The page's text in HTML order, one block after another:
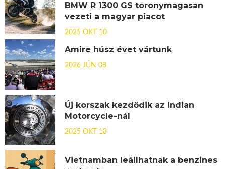
BMW R 1300 GS toronymagasan
vezeti a magyar piacot
2025 OKT 10
Amire húsz évet vártunk
2026 JÚN 08
Új korszak kezdődik az Indian
Motorcycle-nál
2025 OKT 18
Vietnamban leállhatnak a benzines